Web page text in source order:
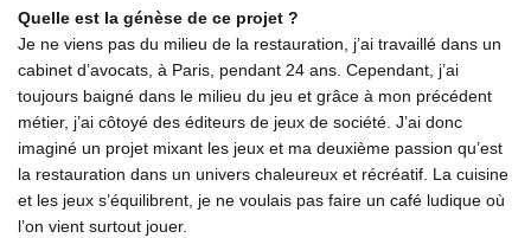
Quelle est la génèse de ce projet ?
Je ne viens pas du milieu de la restauration, j’ai travaillé dans un
cabinet d’avocats, à Paris, pendant 24 ans. Cependant, j’ai
toujours baigné dans le milieu du jeu et grâce à mon précédent
métier, j’ai côtoyé des éditeurs de jeux de société. J’ai donc
imaginé un projet mixant les jeux et ma deuxième passion qu’est
la restauration dans un univers chaleureux et récréatif. La cuisine
et les jeux s’équilibrent, je ne voulais pas faire un café ludique où
l’on vient surtout jouer.